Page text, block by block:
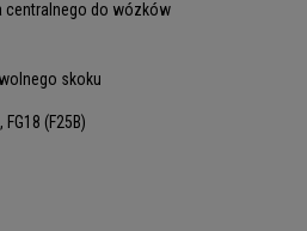
centralnego do wózków
skoku
(F25B)